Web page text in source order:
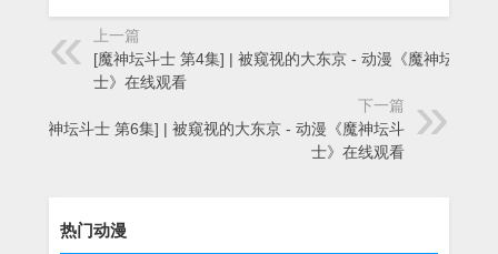
上一篇
[魔神坛斗士 第4集] | 被窥视的大东京 - 动漫《魔神坛斗
士》在线观看
下一篇
[魔神坛斗士 第6集] | 被窥视的大东京 - 动漫《魔神坛斗
士》在线观看
热门动漫